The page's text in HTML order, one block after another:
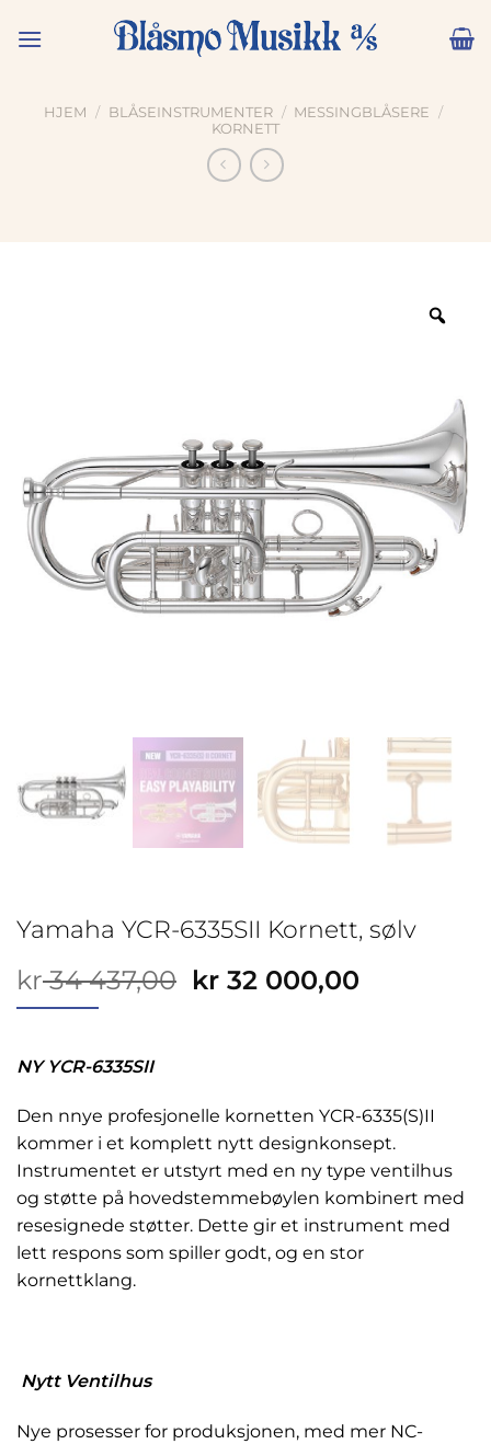
HJEM / BLÅSEINSTRUMENTER / MESSINGBLÅSERE
/
KORNETT
Yamaha YCR-6335SII Kornett, sølv
kr34 437,00 Opprinnelig
kr 32 000,00
NY YCR-6335SII
Den nnye profesjonelle kornetten YCR-6335(S)II
kommer i et komplett nytt designkonsept.
Instrumentet er utstyrt med en ny type ventilhus
og støtte på hovedstemmebøylen kombinert med
resesignede støtter. Dette gir et instrument med
lett respons som spiller godt, og en stor
kornettklang.
Nytt Ventilhus
Nye prosesser for produksjonen, med mer NC-